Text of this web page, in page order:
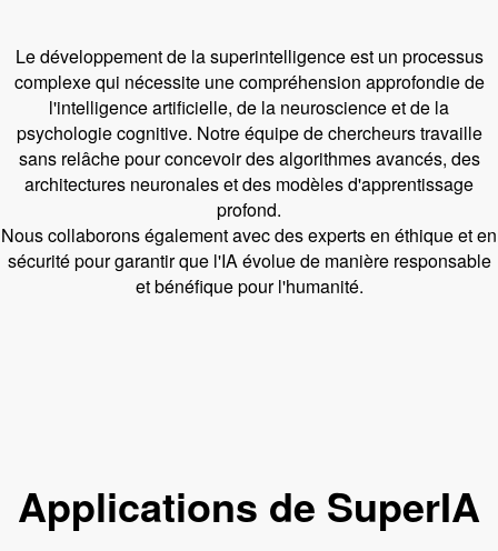
Le développement de la superintelligence est un processus
complexe qui nécessite une compréhension approfondie de
l'intelligence artificielle, de la neuroscience et de la
psychologie cognitive. Notre équipe de chercheurs travaille
sans relâche pour concevoir des algorithmes avancés, des
architectures neuronales et des modèles d'apprentissage
profond.
Nous collaborons également avec des experts en éthique et en
sécurité pour garantir que l'IA évolue de manière responsable
et bénéfique pour l'humanité.
Applications de SuperIA